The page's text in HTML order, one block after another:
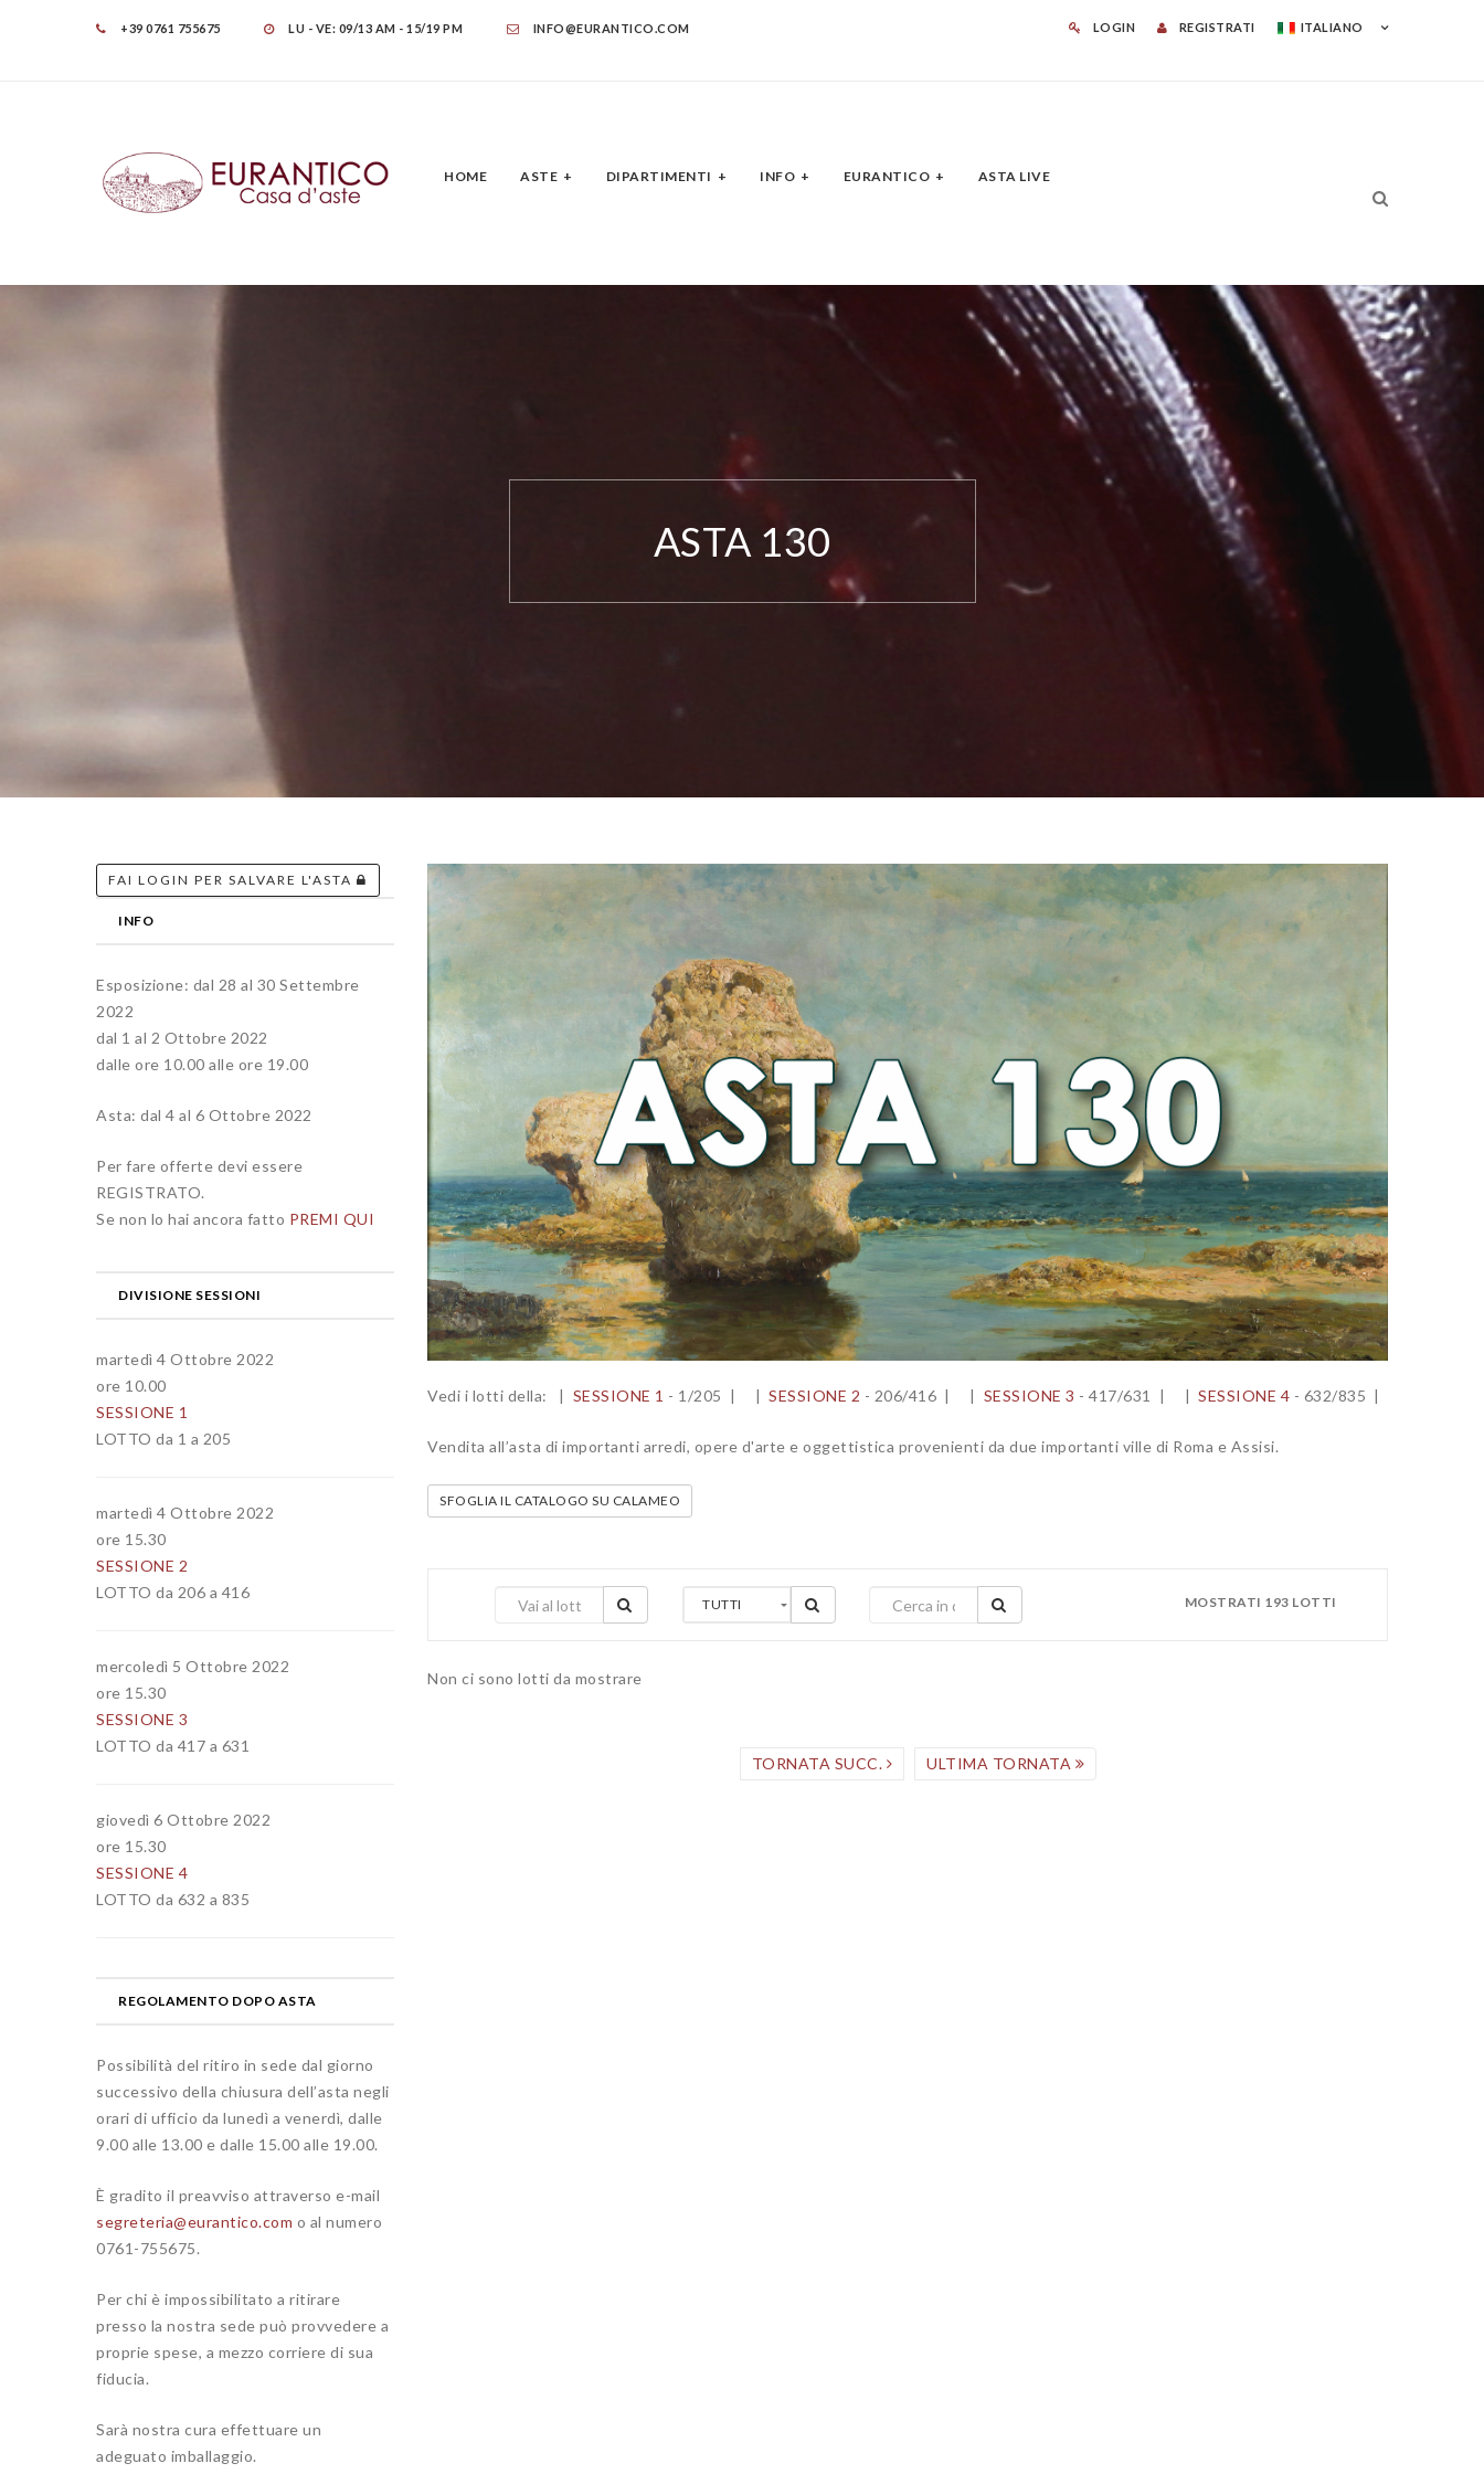
+39 0761 755675 LU - VE: 09/13 AM - 15/19 PM INFO@EURANTICO.COM LOGIN REGISTRATI ITALIANO
HOME ASTE DIPARTIMENTI INFO EURANTICO ASTA LIVE
ASTA 130
Vedi i lotti della: | SESSIONE 1 - 1/205 | | SESSIONE 2 - 206/416 | | SESSIONE 3 - 417/631 | | SESSIONE 4 - 632/835 |
Vendita all’asta di importanti arredi, opere d'arte e oggettistica provenienti da due importanti ville di Roma e Assisi.
SFOGLIA IL CATALOGO SU CALAMEO
TUTTI MOSTRATI 193 LOTTI
Non ci sono lotti da mostrare
TORNATA SUCC. ULTIMA TORNATA
FAI LOGIN PER SALVARE L'ASTA
INFO
Esposizione: dal 28 al 30 Settembre
2022
dal 1 al 2 Ottobre 2022
dalle ore 10.00 alle ore 19.00
Asta: dal 4 al 6 Ottobre 2022
Per fare offerte devi essere
REGISTRATO.
Se non lo hai ancora fatto PREMI QUI
DIVISIONE SESSIONI
martedì 4 Ottobre 2022
ore 10.00
SESSIONE 1
LOTTO da 1 a 205
martedì 4 Ottobre 2022
ore 15.30
SESSIONE 2
LOTTO da 206 a 416
mercoledì 5 Ottobre 2022
ore 15.30
SESSIONE 3
LOTTO da 417 a 631
giovedì 6 Ottobre 2022
ore 15.30
SESSIONE 4
LOTTO da 632 a 835
REGOLAMENTO DOPO ASTA
Possibilità del ritiro in sede dal giorno
successivo della chiusura dell’asta negli
orari di ufficio da lunedì a venerdì, dalle
9.00 alle 13.00 e dalle 15.00 alle 19.00.
È gradito il preavviso attraverso e-mail
segreteria@eurantico.com o al numero
0761-755675.
Per chi è impossibilitato a ritirare
presso la nostra sede può provvedere a
proprie spese, a mezzo corriere di sua
fiducia.
Sarà nostra cura effettuare un
adeguato imballaggio.